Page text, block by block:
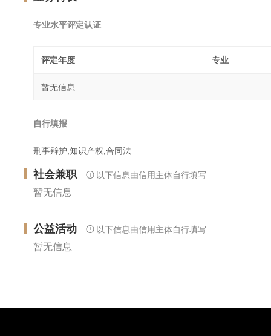
专业水平评定认证
评定年度 专业
暂无信息
自行填报
刑事辩护,知识产权,合同法
社会兼职 以下信息由信用主体自行填写
暂无信息
公益活动 以下信息由信用主体自行填写
暂无信息